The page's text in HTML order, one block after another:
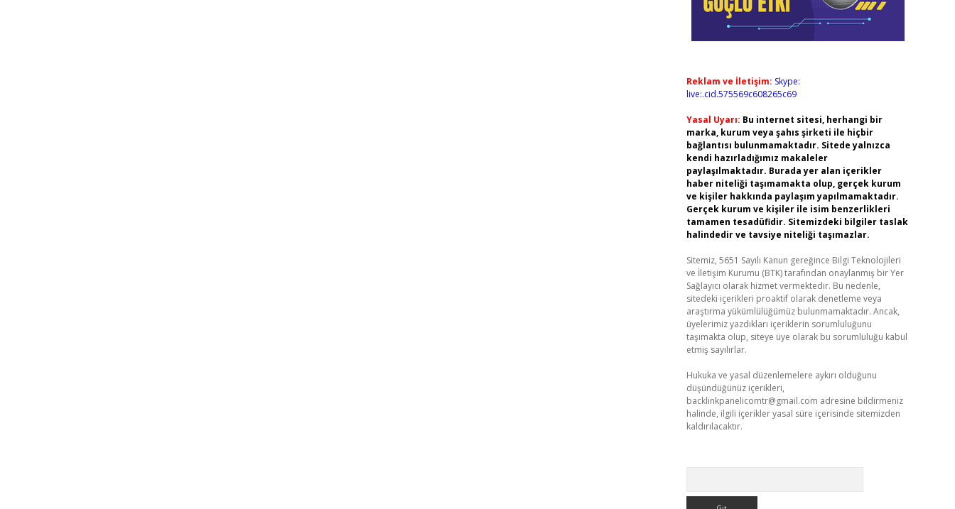
Reklam ve İletişim: Skype:
live:.cid.575569c608265c69
Yasal Uyarı: Bu internet sitesi, herhangi bir
marka, kurum veya şahıs şirketi ile hiçbir
bağlantısı bulunmamaktadır. Sitede yalnızca
kendi hazırladığımız makaleler
paylaşılmaktadır. Burada yer alan içerikler
haber niteliği taşımamakta olup, gerçek kurum
ve kişiler hakkında paylaşım yapılmamaktadır.
Gerçek kurum ve kişiler ile isim benzerlikleri
tamamen tesadüfidir. Sitemizdeki bilgiler taslak
halindedir ve tavsiye niteliği taşımazlar.
Sitemiz, 5651 Sayılı Kanun gereğince Bilgi Teknolojileri
ve İletişim Kurumu (BTK) tarafından onaylanmış bir Yer
Sağlayıcı olarak hizmet vermektedir. Bu nedenle,
sitedeki içerikleri proaktif olarak denetleme veya
araştırma yükümlülüğümüz bulunmamaktadır. Ancak,
üyelerimiz yazdıkları içeriklerin sorumluluğunu
taşımakta olup, siteye üye olarak bu sorumluluğu kabul
etmiş sayılırlar.
Hukuka ve yasal düzenlemelere aykırı olduğunu
düşündüğünüz içerikleri,
backlinkpanelicomtr@gmail.com adresine bildirmeniz
halinde, ilgili içerikler yasal süre içerisinde sitemizden
kaldırılacaktır.